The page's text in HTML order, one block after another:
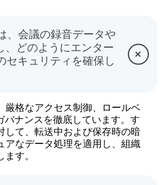
会議の録音データや
、どのようにエンター
セキュリティを確保し
格なアクセス制御、ロールベ
バナンスを徹底しています。す
して、転送中および保存時の暗
アなデータ処理を適用し、組織
す。